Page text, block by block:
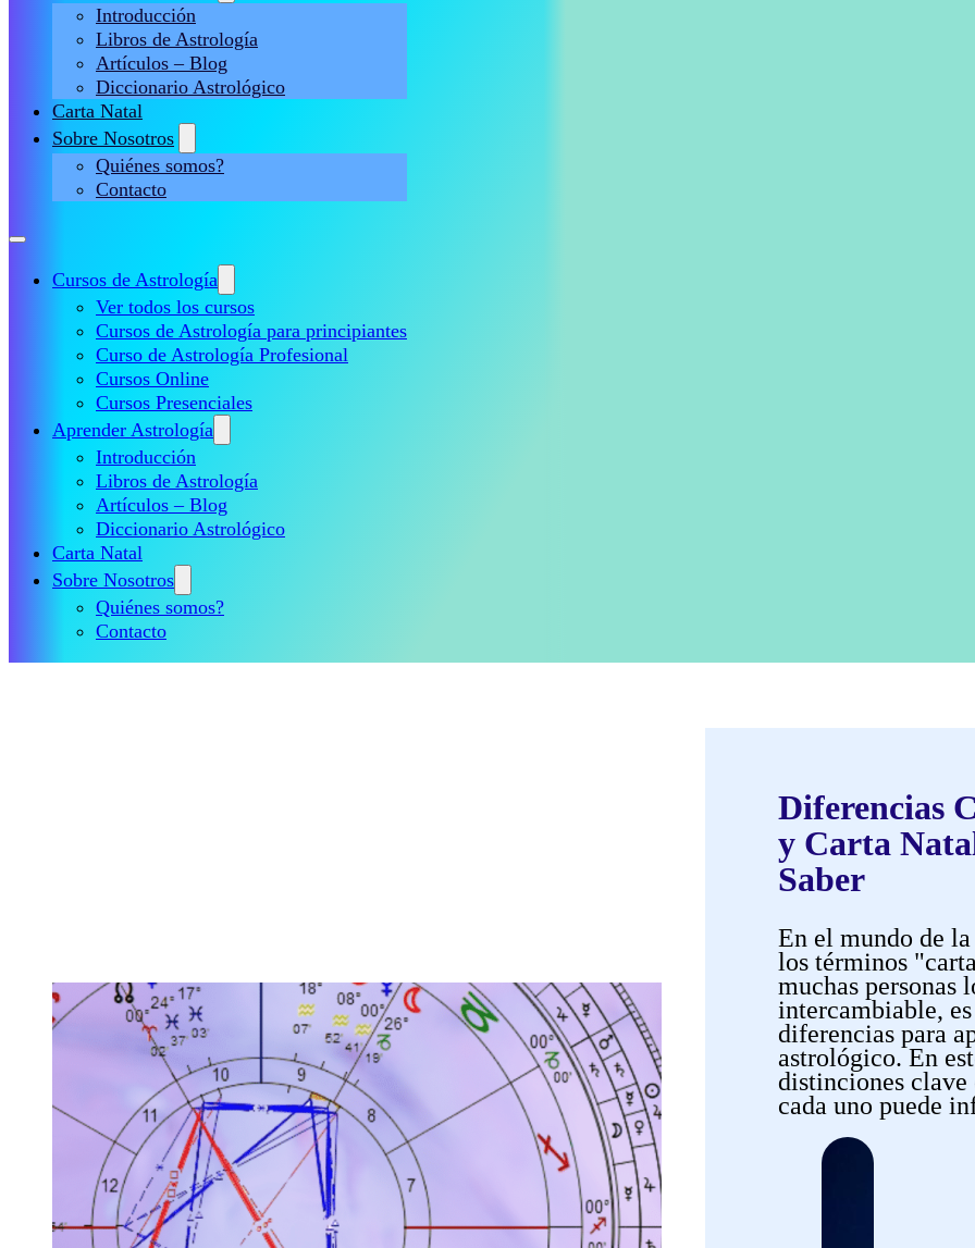
Introducción
Libros de Astrología
Artículos – Blog
Diccionario Astrológico
Carta Natal
Sobre Nosotros
Quiénes somos?
Contacto
Cursos de Astrología
Ver todos los cursos
Cursos de Astrología para principiantes
Curso de Astrología Profesional
Cursos Online
Cursos Presenciales
Aprender Astrología
Introducción
Libros de Astrología
Artículos – Blog
Diccionario Astrológico
Carta Natal
Sobre Nosotros
Quiénes somos?
Contacto
Diferencias
y Carta
Saber
En el mundo de
los términos
muchas personas
intercambiable,
diferencias para
astrológico. En
distinciones clave
cada uno puede